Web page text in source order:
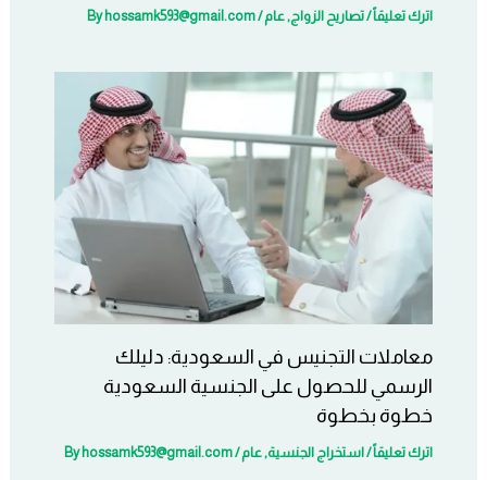
اترك تعليقاً/تصاريح الزواج , عام/ By
hossamk593@gmail.com
معاملات التجنيس في السعودية: دليلك
الرسمي للحصول على الجنسية السعودية
خطوة بخطوة
اترك تعليقاً/استخراج الجنسية,عام/ By
hossamk593@gmail.com